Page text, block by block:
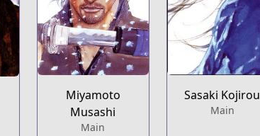
Miyamoto
Musashi
Main
Sasaki Kojirou
Main